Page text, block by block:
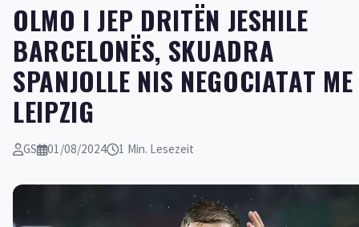
OLMO I JEP DRITËN JESHILE
BARCELONËS, SKUADRA
SPANJOLLE NIS NEGOCIATAT ME
LEIPZIG
GS 01/08/2024 1 Min. Lesezeit